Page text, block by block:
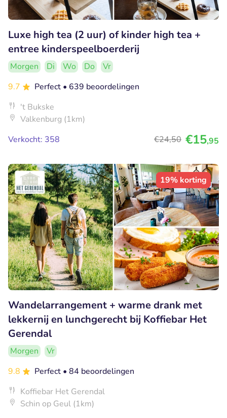
Luxe high tea (2 uur) of kinder high tea +
entree kinderspeelboerderij
Morgen Di Wo Do
Vr
9.7
Perfect • 639 beoordelingen
't Bukske
Valkenburg (1km)
Verkocht: 358
€24,50 €15,95
19% korting
Wandelarrangement + warme drank met
lekkernij en lunchgerecht bij Koffiebar Het
Gerendal
Morgen
Vr
9.8
Perfect • 84 beoordelingen
Koffiebar Het Gerendal
Schin op Geul (1km)